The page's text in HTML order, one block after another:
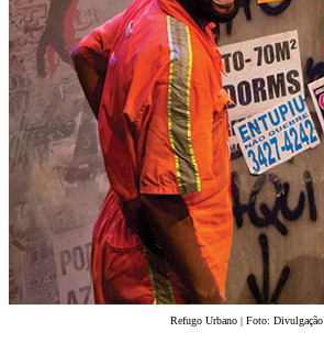
Refugo Urbano | Foto: Divulgação